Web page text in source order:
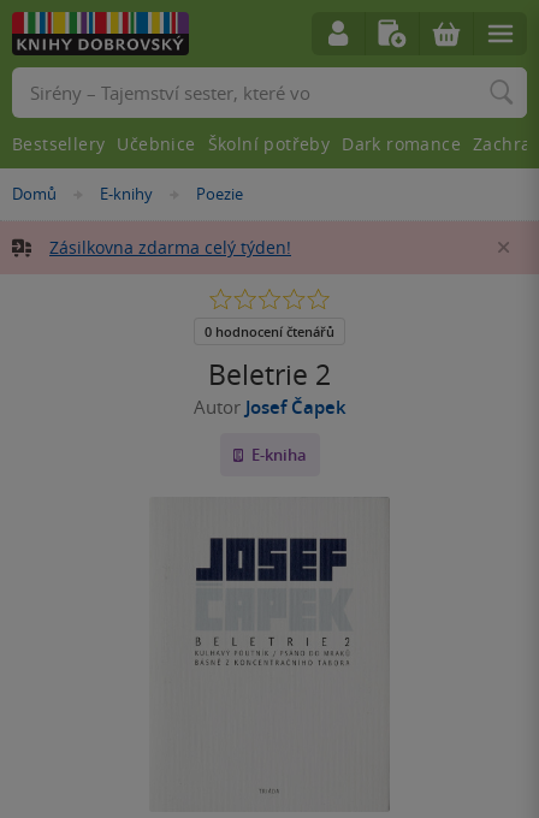
Nacházíte
zde:
Domů »
E-knihy »Poezie
Zásilkovna zdarma celý týden!
Beletrie 2
Autor Josef Čapek
E-kniha
0.0
5
0 hodnocení čtenářů
Vyhledávání
Bestsellery Učebnice Školní potřeby Dark romance